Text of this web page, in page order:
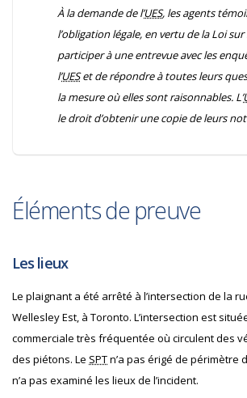
À la demande de l’UES, les agents
l’obligation légale, en vertu de laLoi sur
participer à une entrevue avec les
l’UESet de répondre à toutes leurs
la mesure où elles sont raisonnables. L’
le droit d’obtenir une copie de leurs
Éléments de preuve
Les lieux
Le plaignant a été arrêté à l’intersection de la
Wellesley Est, à Toronto. L’intersection est
commerciale très fréquentée où circulent des
des piétons. Le SPTn’a pas érigé de périmètre
n’a pas examiné les lieux de l’incident.